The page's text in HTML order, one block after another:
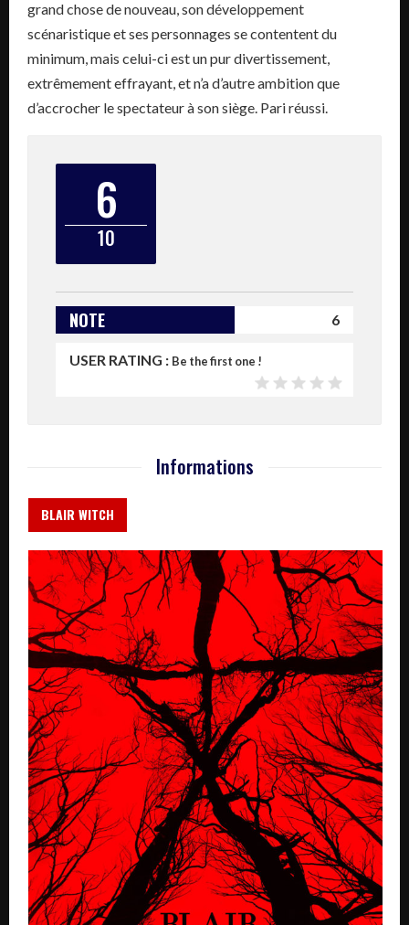
grand chose de nouveau, son développement
scénaristique et ses personnages se contentent du
minimum, mais celui-ci est un pur divertissement,
extrêmement effrayant, et n’a d’autre ambition que
d’accrocher le spectateur à son siège. Pari réussi.
6
10
NOTE 6
USER RATING : Be the first one !
Informations
BLAIR WITCH